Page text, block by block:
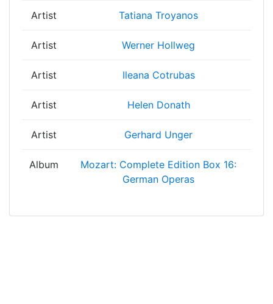
Artist Tatiana Troyanos
Artist Werner Hollweg
Artist Ileana Cotrubas
Artist Helen Donath
Artist Gerhard Unger
Album
Mozart: Complete Edition Box 16:
German Operas